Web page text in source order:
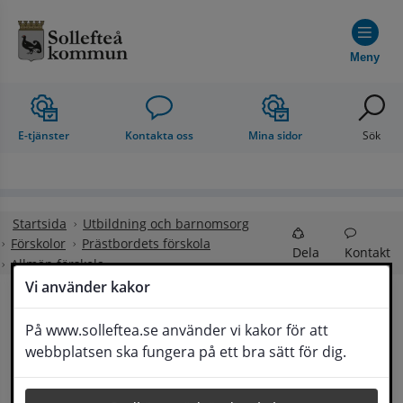
Vi använder kakor
På www.solleftea.se använder vi kakor för att
webbplatsen ska fungera på ett bra sätt för dig.
Meny
E-tjänster Kontakta oss Mina sidor Sök
Startsida
Utbildning och barnomsorg
Förskolor
Prästbordets förskola
Allmän förskola
Dela Kontakt
Allmän förskola
Gäller från och med augusti det år barnet fyller